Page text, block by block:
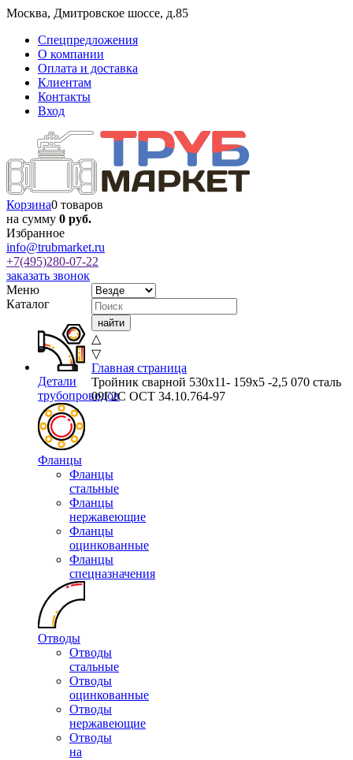
Москва, Дмитровское шоссе, д.85
Спецпредложения
О компании
Оплата и доставка
Клиентам
Контакты
Вход
Корзина0 товаров
на сумму 0 руб.
Избранное
info@trubmarket.ru
+7(495)280-07-22
заказать звонок
Меню
Каталог
Детали
трубопроводов
Фланцы
Фланцы
стальные
Фланцы
нержавеющие
Фланцы
оцинкованные
Фланцы
спецназначения
Отводы
Отводы
стальные
Отводы
оцинкованные
Отводы
нержавеющие
Отводы
на
△
▽
Главная страница
Тройник сварной 530х11- 159х5 -2,5 070 сталь
09Г2С ОСТ 34.10.764-97